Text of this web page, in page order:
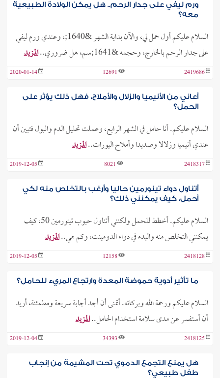
ورم ليفي على جدار الرحم.. هل يمكن الولادة الطبيعية
معه؟
السلام عليكم أول حمل لي، والآن بداية الشهر &1640;، وعندي ورم ليفي
على جدار الرحم بالخارج، وحجمه &1641;سم، هل ضروري..
المزيد
2419686
12691
2020-01-14
أعاني من الأنيميا والزلال والأملاح، فهل ذلك يؤثر على
الحمل؟
السلام عليكم. أنا حامل في الشهر الرابع، وعملت تحليل الدم والبول فتبين أن
عندي أنيميا وزلالا وصديدا وأملاح اليورات..المزيد
2418317
8021
2019-12-05
أتناول دواء تينورمين حاليا وأرغب بالتخلص منه لكي
أحمل، كيف يمكنني ذلك؟
السلام عليكم. أخطط للحمل ولكنني أتناول حبوب تينورمين 50، كيف
يمكنني التخلص منه والبدء في دواء الدومينت، وكم هي..المزيد
2418128
12158
2019-12-05
ما تأثير أدوية حموضة المعدة وارتجاع المريء للحامل؟
السلام عليكم ورحمة الله وبركاته. أتمنى أن أجد أجابة سريعة ومطمئنة، أريد
أن أستفسر عن مدى سلامة استخدام الحامل..المزيد
2418125
34393
2019-12-04
هل يمنع التجمع الدموي تحت المشيمة من إنجاب
طفل طبيعي؟